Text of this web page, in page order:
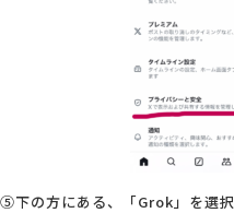
⑤下の方にある、「Grok」を選択